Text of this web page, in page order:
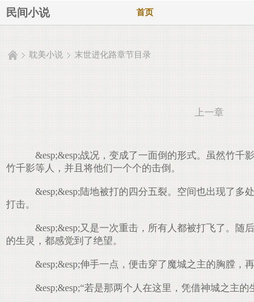
民间小说 首页
耽美小说 末世进化路章节目录
上一章
&esp;&esp;战况，变成了一面倒的形式。虽然竹千
竹千影等人，并且将他们一个个的击倒。
&esp;&esp;陆地被打的四分五裂。空间也出现了多
打击。
&esp;&esp;又是一次重击，所有人都被打飞了。随
的生灵，都感觉到了绝望。
&esp;&esp;伸手一点，便击穿了魔城之主的胸膛，
&esp;&esp;“若是那两个人在这里，凭借神城之主